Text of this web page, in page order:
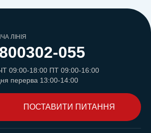
ЛІНІЯ
302-055
09:00-18:00 ПТ 09:00-16:00
перерва 13:00-14:00
ПОСТАВИТИ ПИТАННЯ